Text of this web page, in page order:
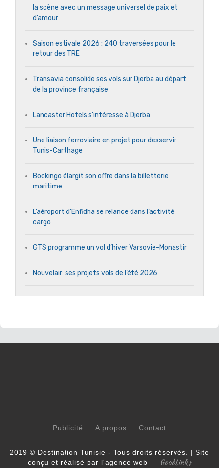
la scène avec un message universel de paix et
d’amour
Saison estivale 2026 : 240 traversées pour le
retour des TRE
Transavia consolide ses vols sur Djerba au départ
de la province française
Lancaster Hotels s’intéresse à Djerba
Une liaison ferroviaire en projet pour desservir
Tunis-Carthage
Bookingo élargit son offre dans la billetterie
maritime
L’aéroport d’Enfidha se relance dans l’activité
cargo
GTS programme un vol d’hiver Varsovie-Monastir
Nouvelair: ses projets vols de l’été 2026
Publicité A propos Contact
2019 © Destination Tunisie - Tous droits réservés. | Site
conçu et réalisé par l'agence web
GoodLinks